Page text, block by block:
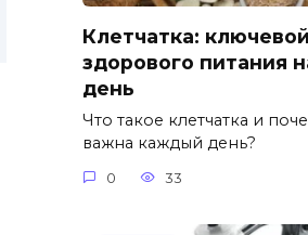
Клетчатка:
здорового питания
день
Что такое клетчатка и
важна каждый день?
0 33